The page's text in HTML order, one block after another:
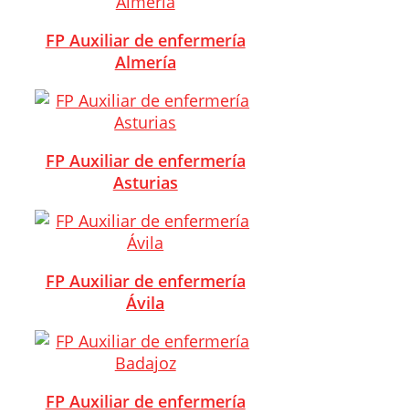
FP Auxiliar de enfermería
Almería
FP Auxiliar de enfermería
Asturias
FP Auxiliar de enfermería
Ávila
FP Auxiliar de enfermería